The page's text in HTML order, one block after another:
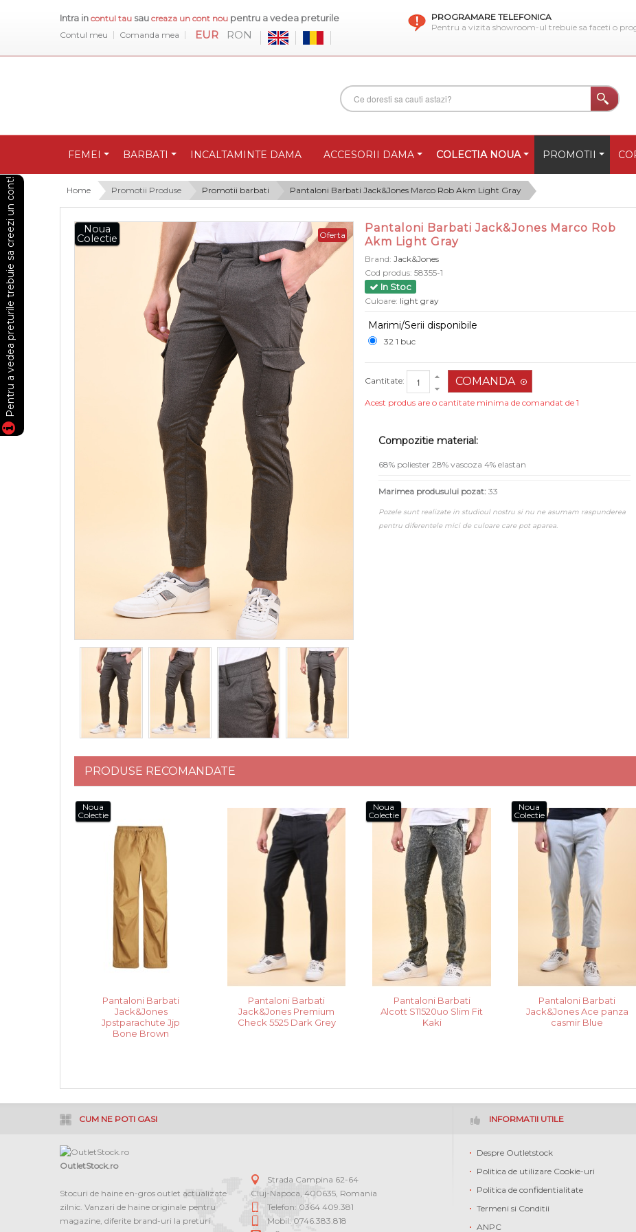
Intra in contul tau sau creaza un cont nou pentru a vedea preturile
Contul meu Comanda mea EUR RON
PROGRAMARE TELEFONICA
Pentru a vizita showroom-ul trebuie sa faceti o
FEMEI BARBATI INCALTAMINTE DAMA ACCESORII DAMA COLECTIA NOUA PROMOTII
Home Promotii Produse Promotii barbati Pantaloni Barbati Jack&Jones Marco Rob Akm Light Gray
Oferta
Noua
Colectie
Pantaloni Barbati Jack&Jones Marco Rob
Akm Light Gray
Brand: Jack&Jones
Cod produs: 58355-1
In Stoc
Culoare: light gray
Marimi/Serii disponibile
32 1 buc
Cantitate:
Acest produs are o cantitate minima de comandat de 1
Compozitie material:
68% poliester 28% vascoza 4% elastan
Marimea produsului pozat: 33
Pozele sunt realizate in studioul nostru si nu ne asumam raspunderea
pentru diferentele mici de culoare care pot aparea.
PRODUSE RECOMANDATE
Noua
Colectie
Pantaloni Barbati
Jack&Jones
Jpstparachute Jjp
Bone Brown
Pantaloni Barbati
Jack&Jones Premium
Check 5525 Dark Grey
Noua
Colectie
Pantaloni Barbati
Alcott S11520uo Slim Fit
Kaki
Noua
Colectie
Pantaloni Barbati
Jack&Jones Ace panza
casmir Blue
CUM NE POTI GASI
OutletStock.ro
Stocuri de haine en-gros outlet actualizate
zilnic. Vanzari de haine originale pentru
magazine, diferite brand-uri la preturi
Strada Campina 62-64
Cluj-Napoca,400635, Romania
Telefon: 0364 409.381
Mobil: 0746.383.818
INFORMATII UTILE
Despre Outletstock
Politica de utilizare Cookie-uri
Politica de confidentialitate
Termeni si Conditii
ANPC
Pentru a vedea preturile trebuie sa creezi un cont!